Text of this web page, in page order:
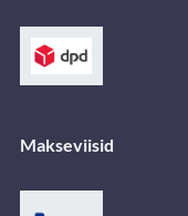
Makseviisid